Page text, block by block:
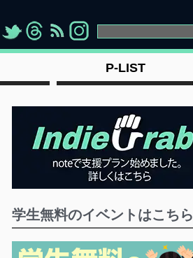
"> "> "> " >
P-LIST
学生無料のイベントはこちら